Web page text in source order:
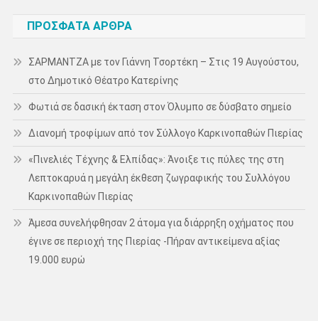
ΠΡΌΣΦΑΤΑ ΆΡΘΡΑ
ΣΑΡΜΑΝΤΖΑ με τον Γιάννη Τσορτέκη – Στις 19 Αυγούστου,
στο Δημοτικό Θέατρο Κατερίνης
Φωτιά σε δασική έκταση στον Όλυμπο σε δύσβατο σημείο
Διανομή τροφίμων από τον Σύλλογο Καρκινοπαθών Πιερίας
«Πινελιές Τέχνης & Ελπίδας»: Άνοιξε τις πύλες της στη
Λεπτοκαρυά η μεγάλη έκθεση ζωγραφικής του Συλλόγου
Καρκινοπαθών Πιερίας
Άμεσα συνελήφθησαν 2 άτομα για διάρρηξη οχήματος που
έγινε σε περιοχή της Πιερίας -Πήραν αντικείμενα αξίας
19.000 ευρώ